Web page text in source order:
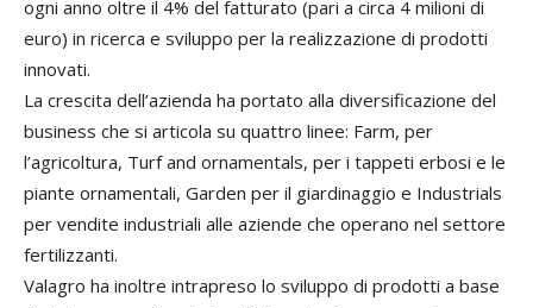
ogni anno oltre il 4% del fatturato (pari a circa 4 milioni di
euro) in ricerca e sviluppo per la realizzazione di prodotti
innovati.
La crescita dell’azienda ha portato alla diversificazione del
business che si articola su quattro linee: Farm, per
l’agricoltura, Turf and ornamentals, per i tappeti erbosi e le
piante ornamentali, Garden per il giardinaggio e Industrials
per vendite industriali alle aziende che operano nel settore
fertilizzanti.
Valagro ha inoltre intrapreso lo sviluppo di prodotti a base